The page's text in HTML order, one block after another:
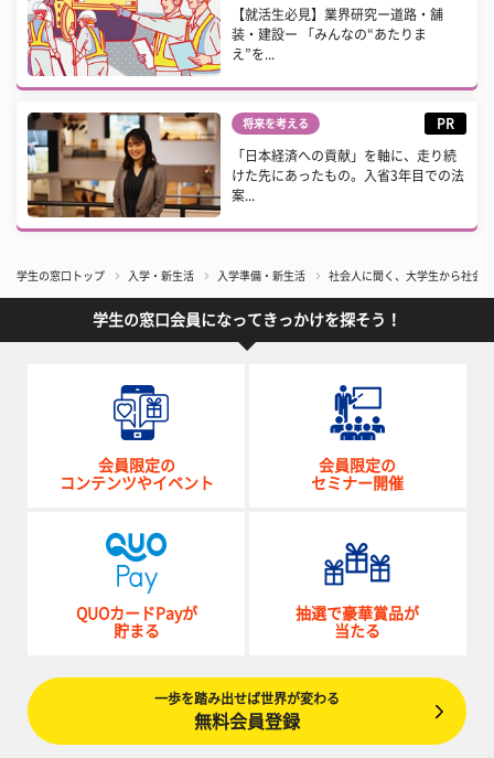
【就活生必見】業界研究ー道路・舗
装・建設ー 「みんなの“あたりま
え”を...
将来を考える PR
「日本経済への貢献」を軸に、走り続
けた先にあったもの。入省3年目での法
案...
学生の窓口トップ 入学・新生活 入学準備・新生活 社会人に聞く、大学生から社会
学生の窓口会員になってきっかけを探そう！
会員限定の
コンテンツやイベント
会員限定の
セミナー開催
QUOカードPayが
貯まる
抽選で豪華賞品が
当たる
一歩を踏み出せば世界が変わる
無料会員登録